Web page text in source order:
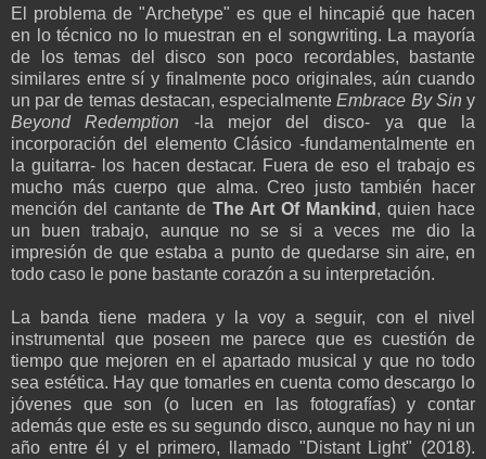
El problema de "Archetype" es que el hincapié que hacen
en lo técnico no lo muestran en el songwriting. La mayoría
de los temas del disco son poco recordables, bastante
similares entre sí y finalmente poco originales, aún cuando
un par de temas destacan, especialmenteEmbrace By Sin y
Beyond Redemption -la mejor del disco- ya que la
incorporación del elemento Clásico -fundamentalmente en
la guitarra- los hacen destacar. Fuera de eso el trabajo es
mucho más cuerpo que alma. Creo justo también hacer
mención del cantante de The Art Of Mankind , quien hace
un buen trabajo, aunque no se si a veces me dio la
impresión de que estaba a punto de quedarse sin aire, en
todo caso le pone bastante corazón a su interpretación.
La banda tiene madera y la voy a seguir, con el nivel
instrumental que poseen me parece que es cuestión de
tiempo que mejoren en el apartado musical y que no todo
sea estética. Hay que tomarles en cuenta como descargo lo
jóvenes que son (o lucen en las fotografías) y contar
además que este es su segundo disco, aunque no hay ni un
año entre él y el primero, llamado "Distant Light" (2018).